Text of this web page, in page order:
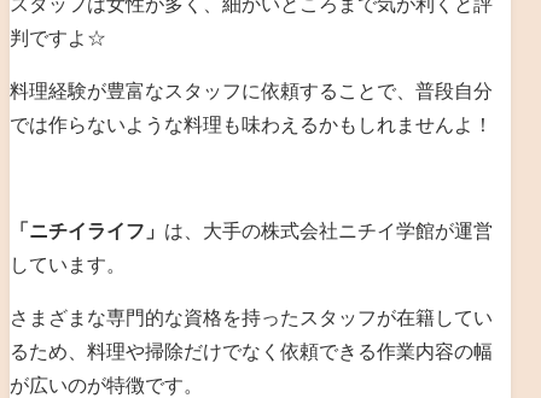
スタッフは女性が多く、細かいところまで気が利くと評
判ですよ☆
料理経験が豊富なスタッフに依頼することで、普段自分
では作らないような料理も味わえるかもしれませんよ！
「ニチイライフ」 は、大手の株式会社ニチイ学館が運営
しています。
さまざまな専門的な資格を持ったスタッフが在籍してい
るため、料理や掃除だけでなく依頼できる作業内容の幅
が広いのが特徴です。